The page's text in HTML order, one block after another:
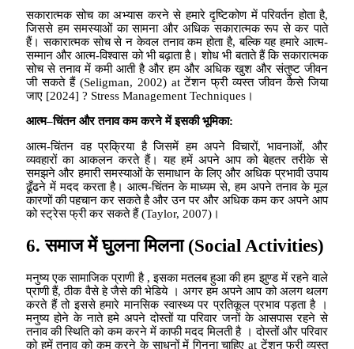
सकारात्मक सोच का अभ्यास करने से हमारे दृष्टिकोण में परिवर्तन होता है,
जिससे हम समस्याओं का सामना और अधिक सकारात्मक रूप से कर पाते
हैं। सकारात्मक सोच से न केवल तनाव कम होता है, बल्कि यह हमारे आत्म-
सम्मान और आत्म-विश्वास को भी बढ़ाता है। शोध भी बताते हैं कि सकारात्मक
सोच से तनाव में कमी आती है और हम और अधिक खुश और संतुष्ट जीवन
जी सकते हैं (Seligman, 2002) at टेंशन फ्री व्यस्त जीवन कैसे जिया
जाए [2024] ? Stress Management Techniques।
आत्म–चिंतन और तनाव कम करने में इसकी भूमिका:
आत्म-चिंतन वह प्रक्रिया है जिसमें हम अपने विचारों, भावनाओं, और
व्यवहारों का आकलन करते हैं। यह हमें अपने आप को बेहतर तरीके से
समझने और हमारी समस्याओं के समाधान के लिए और अधिक प्रभावी उपाय
ढूँढने में मदद करता है। आत्म-चिंतन के माध्यम से, हम अपने तनाव के मूल
कारणों की पहचान कर सकते है और उन पर और अधिक कम कर अपने आप
को स्ट्रेस फ्री कर सकते हैं (Taylor, 2007)।
6.समाज में घुलना मिलना (Social Activities)
मनुष्य एक सामाजिक प्राणी है , इसका मतलब हुआ की हम झुण्ड में रहने वाले
प्राणी हैं, ठीक वैसे हे जैसे की भेडिये । अगर हम अपने आप को अलग थलग
करते हैं तो इससे हमारे मानसिक स्वास्थ्य पर प्रतिकूल प्रभाव पड़ता है ।
मनुष्य होने के नाते हमे अपने दोस्तों या परिवार जनों के आसपास रहने से
तनाव की स्थिति को कम करने में काफी मदद मिलती है । दोस्तों और परिवार
को हमें तनाव को कम करने के साधनों में गिनना चाहिए at टेंशन फ्री व्यस्त